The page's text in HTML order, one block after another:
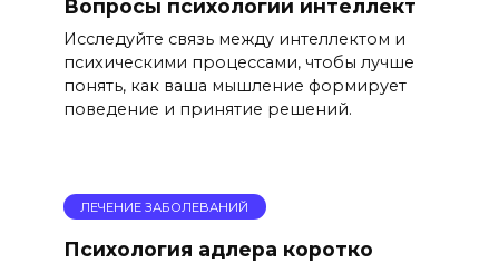
Вопросы психологии интеллект
Исследуйте связь между интеллектом и
психическими процессами, чтобы лучше
понять, как ваша мышление формирует
поведение и принятие решений.
ЛЕЧЕНИЕ ЗАБОЛЕВАНИЙ
Психология адлера коротко